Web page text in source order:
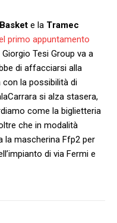
e la Tramec
primo appuntamento
Giorgio Tesi Group va a
di affacciarsi alla
la possibilità di
si alza stasera,
come la biglietteria
che in modalità
la mascherina Ffp2 per
di via Fermi e